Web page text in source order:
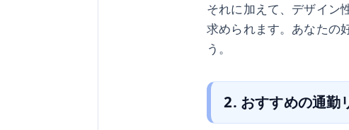
それに加えて、デザイン
求められます。あなたの
う。
2. おすすめの通勤